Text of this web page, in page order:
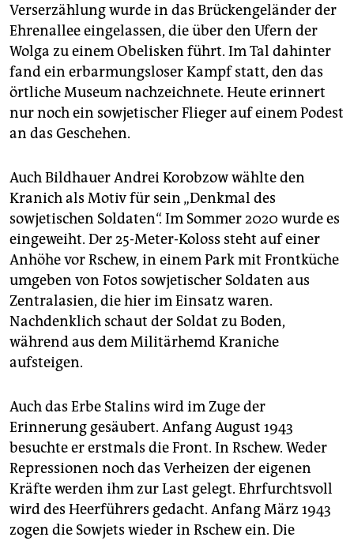
Vers­er­zählung wurde in das Brückengeländer der
Ehrenallee eingelassen, die über den Ufern der
Wolga zu einem Obelisken führt. Im Tal dahinter
fand ein erbarmungsloser Kampf statt, den das
örtliche Museum nachzeichnete. Heute erinnert
nur noch ein sowjetischer Flieger auf einem Podest
an das Geschehen.
Auch Bildhauer Andrei Korobzow wählte den
Kranich als Motiv für sein „Denkmal des
sowjetischen Soldaten“. Im Sommer 2020 wurde es
eingeweiht. Der 25-Meter-Koloss steht auf einer
Anhöhe vor Rschew, in einem Park mit Frontküche
umgeben von Fotos sowjetischer Soldaten aus
Zentralasien, die hier im Einsatz waren.
Nachdenklich schaut der Soldat zu Boden,
während aus dem Militärhemd Kraniche
aufsteigen.
Auch das Erbe Stalins wird im Zuge der
Erinnerung gesäubert. Anfang August 1943
besuchte er erstmals die Front. In Rschew. Weder
Repressionen noch das Verheizen der eigenen
Kräfte werden ihm zur Last gelegt. Ehrfurchtsvoll
wird des Heerführers gedacht. Anfang März 1943
zogen die Sowjets wieder in Rschew ein. Die